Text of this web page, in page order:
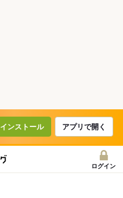
インストール アプリで開く
ログイン